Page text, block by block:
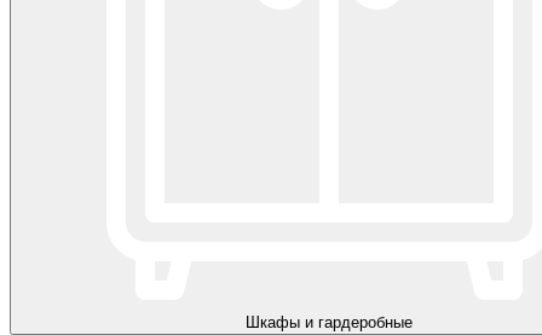
Шкафы и гардеробные